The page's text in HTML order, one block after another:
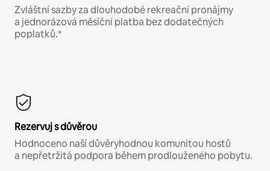
Zvláštní sazby za dlouhodobé rekreační pronájmy
a jednorázová měsíční platba bez dodatečných
poplatků.*
Rezervuj s důvěrou
Hodnoceno naší důvěryhodnou komunitou hostů
a nepřetržitá podpora během prodlouženého pobytu.